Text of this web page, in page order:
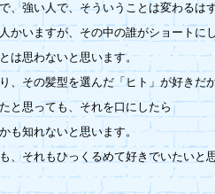
、強い人で、そういうことは変わるは
かいますが、その中の誰がショートに
は思わないと思います。
、その髪型を選んだ「ヒト」が好きだ
と思っても、それを口にしたら
も知れないと思います。
、それもひっくるめて好きでいたいと